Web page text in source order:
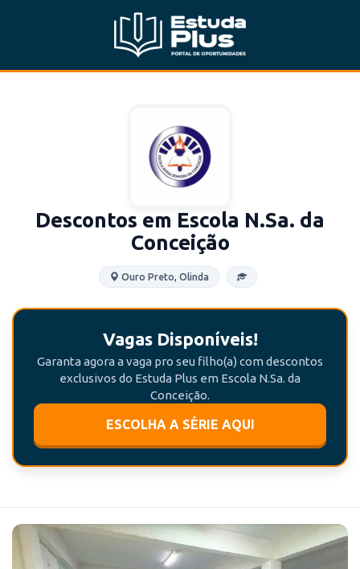
Descontos em Escola N.Sa. da
Conceição
Ouro Preto, Olinda
Vagas Disponíveis!
Garanta agora a vaga pro seu filho(a) com descontos
exclusivos do Estuda Plus em Escola N.Sa. da
Conceição.
ESCOLHA A SÉRIE AQUI